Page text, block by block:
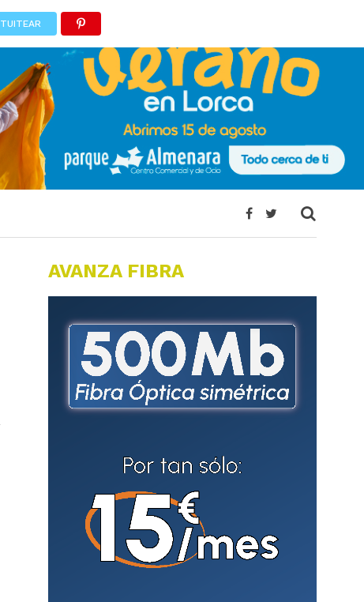
TUITEAR
AVANZA FIBRA